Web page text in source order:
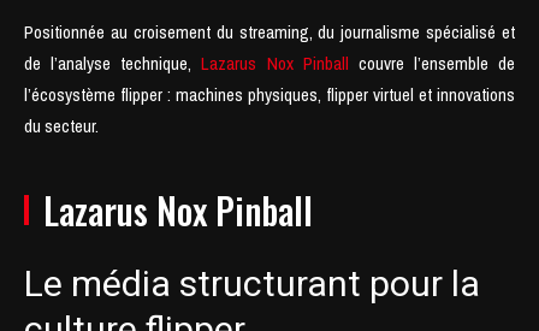
Positionnée au croisement du streaming, du journalisme spécialisé et
de l’analyse technique,Lazarus Nox Pinball couvre l’ensemble de
l’écosystème flipper : machines physiques, flipper virtuel et innovations
du secteur.
Lazarus Nox Pinball
Le média structurant pour la